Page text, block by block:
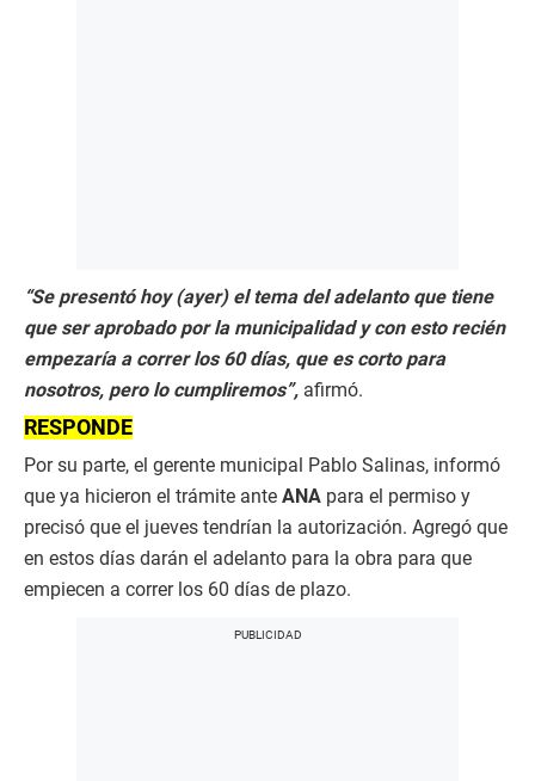
“Se presentó hoy (ayer) el tema del adelanto que tiene
que ser aprobado por la municipalidad y con esto recién
empezaría a correr los 60 días, que es corto para
nosotros, pero lo cumpliremos”, afirmó.
RESPONDE
Por su parte, el gerente municipal Pablo Salinas, informó
que ya hicieron el trámite ante ANA para el permiso y
precisó que el jueves tendrían la autorización. Agregó que
en estos días darán el adelanto para la obra para que
empiecen a correr los 60 días de plazo.